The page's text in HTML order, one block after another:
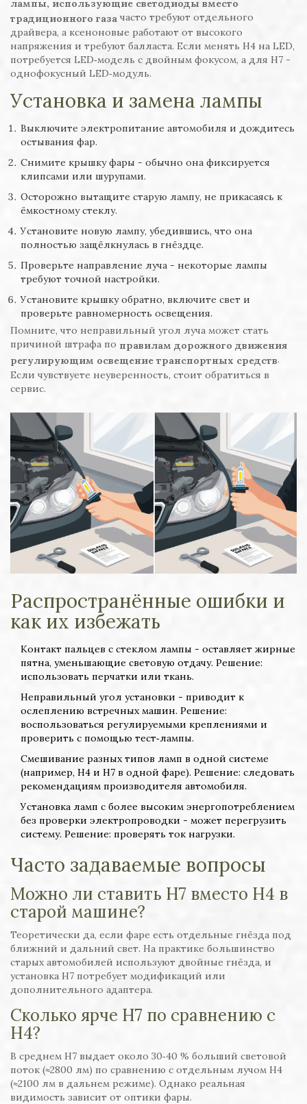
лампы, использующие светодиоды вместо
традиционного газа часто требуют отдельного
драйвера, а ксеноновые работают от высокого
напряжения и требуют балласта. Если менять H4 на LED,
потребуется LED‑модель с двойным фокусом, а для H7 -
однофокусный LED‑модуль.
Установка и замена лампы
Выключите электропитание автомобиля и дождитесь
остывания фар.
Снимите крышку фары - обычно она фиксируется
клипсами или шурупами.
Осторожно вытащите старую лампу, не прикасаясь к
ёмкостному стеклу.
Установите новую лампу, убедившись, что она
полностью защёлкнулась в гнёздце.
Проверьте направление луча - некоторые лампы
требуют точной настройки.
Установите крышку обратно, включите свет и
проверьте равномерность освещения.
Помните, что неправильный угол луча может стать
причиной штрафа по правилам дорожного движения
регулирующим освещение транспортных средств.
Если чувствуете неуверенность, стоит обратиться в
сервис.
Распространённые ошибки и
как их избежать
Контакт пальцев с стеклом лампы - оставляет жирные
пятна, уменьшающие световую отдачу. Решение:
использовать перчатки или ткань.
Неправильный угол установки - приводит к
ослеплению встречных машин. Решение:
воспользоваться регулируемыми креплениями и
проверить с помощью тест‑лампы.
Смешивание разных типов ламп в одной системе
(например, H4 и H7 в одной фаре). Решение: следовать
рекомендациям производителя автомобиля.
Установка ламп с более высоким энергопотреблением
без проверки электропроводки - может перегрузить
систему. Решение: проверять ток нагрузки.
Часто задаваемые вопросы
Можно ли ставить H7 вместо H4 в
старой машине?
Теоретически да, если фаре есть отдельные гнёзда под
ближний и дальний свет. На практике большинство
старых автомобилей используют двойные гнёзда, и
установка H7 потребует модификаций или
дополнительного адаптера.
Сколько ярче H7 по сравнению с
H4?
В среднем H7 выдает около 30‑40 % больший световой
поток (≈2800 лм) по сравнению с отдельным лучом H4
(≈2100 лм в дальнем режиме). Однако реальная
видимость зависит от оптики фары.